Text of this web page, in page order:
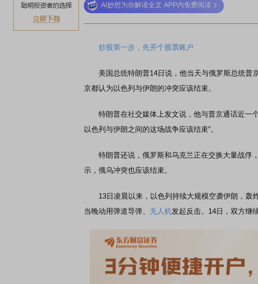
AI妙想为你解读全文 APP内免费阅读
炒股第一步，先开个股票账户
美国总统特朗普14日说，他当天与俄罗斯总统普
京都认为以色列与伊朗的冲突应该结束。
特朗普在社交媒体上发文说，他与普京通话近一
以色列与伊朗之间的这场战争应该结束”。
特朗普还说，俄罗斯和乌克兰正在交换大量战俘
示，俄乌冲突也应该结束。
13日凌晨以来，以色列持续大规模空袭伊朗，轰
当晚动用弹道导弹、 无人机发起反击。14日，双方继
稀土板块领涨